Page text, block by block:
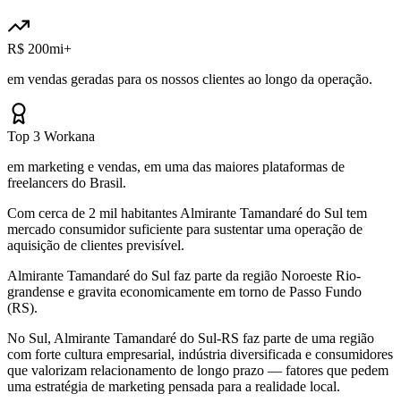
R$ 200mi+
em vendas geradas para os nossos clientes ao longo da operação.
Top 3 Workana
em marketing e vendas, em uma das maiores plataformas de
freelancers do Brasil.
Com cerca de 2 mil habitantes Almirante Tamandaré do Sul tem
mercado consumidor suficiente para sustentar uma operação de
aquisição de clientes previsível.
Almirante Tamandaré do Sul faz parte da região Noroeste Rio-
grandense e gravita economicamente em torno de Passo Fundo
(RS).
No Sul, Almirante Tamandaré do Sul-RS faz parte de uma região
com forte cultura empresarial, indústria diversificada e consumidores
que valorizam relacionamento de longo prazo — fatores que pedem
uma estratégia de marketing pensada para a realidade local.